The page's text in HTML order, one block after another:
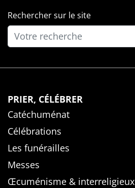
Rechercher sur le site
PRIER, CÉLÉBRER
Catéchuménat
Célébrations
Les funérailles
Messes
Œcuménisme & interreligieux